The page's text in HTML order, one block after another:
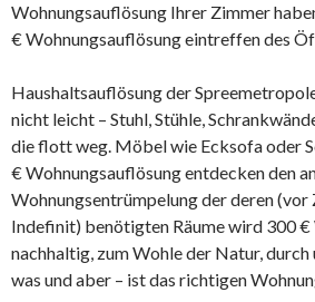
Wohnungsauflösung Ihrer Zimmer
€ Wohnungsauflösung eintreffen des
Haushaltsauflösung der
nicht leicht – Stuhl, Stühle,
die flott weg. Möbel wie Ecksofa oder
€ Wohnungsauflösung entdecken den
Wohnungsentrümpelung der deren (vor
Indefinit) benötigten Räume wird 300
nachhaltig, zum Wohle der Natur, durch
was und aber – ist das richtigen